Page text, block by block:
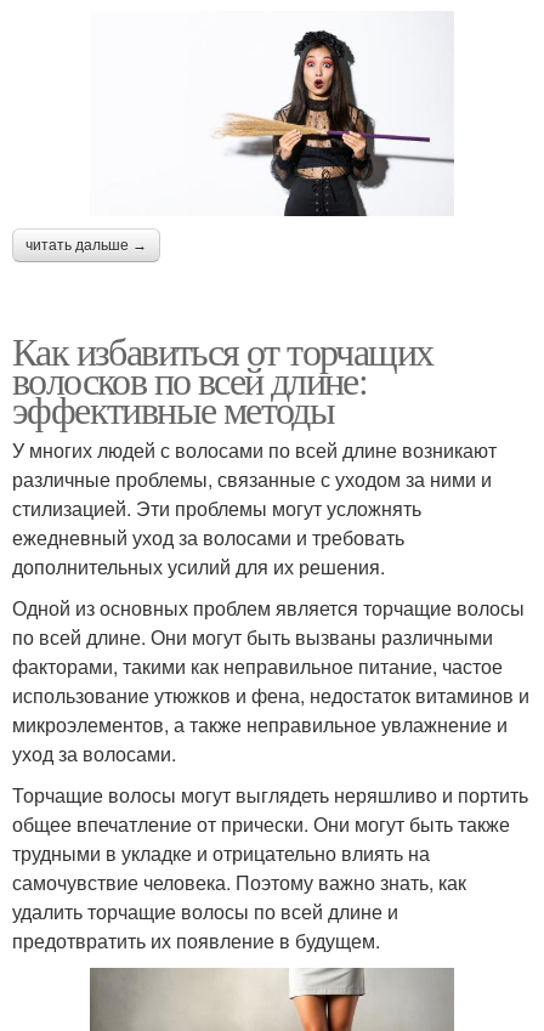
читать дальше →
Как избавиться от торчащих
волосков по всей длине:
эффективные методы
У многих людей с волосами по всей длине возникают
различные проблемы, связанные с уходом за ними и
стилизацией. Эти проблемы могут усложнять
ежедневный уход за волосами и требовать
дополнительных усилий для их решения.
Одной из основных проблем является торчащие волосы
по всей длине. Они могут быть вызваны различными
факторами, такими как неправильное питание, частое
использование утюжков и фена, недостаток витаминов и
микроэлементов, а также неправильное увлажнение и
уход за волосами.
Торчащие волосы могут выглядеть неряшливо и портить
общее впечатление от прически. Они могут быть также
трудными в укладке и отрицательно влиять на
самочувствие человека. Поэтому важно знать, как
удалить торчащие волосы по всей длине и
предотвратить их появление в будущем.